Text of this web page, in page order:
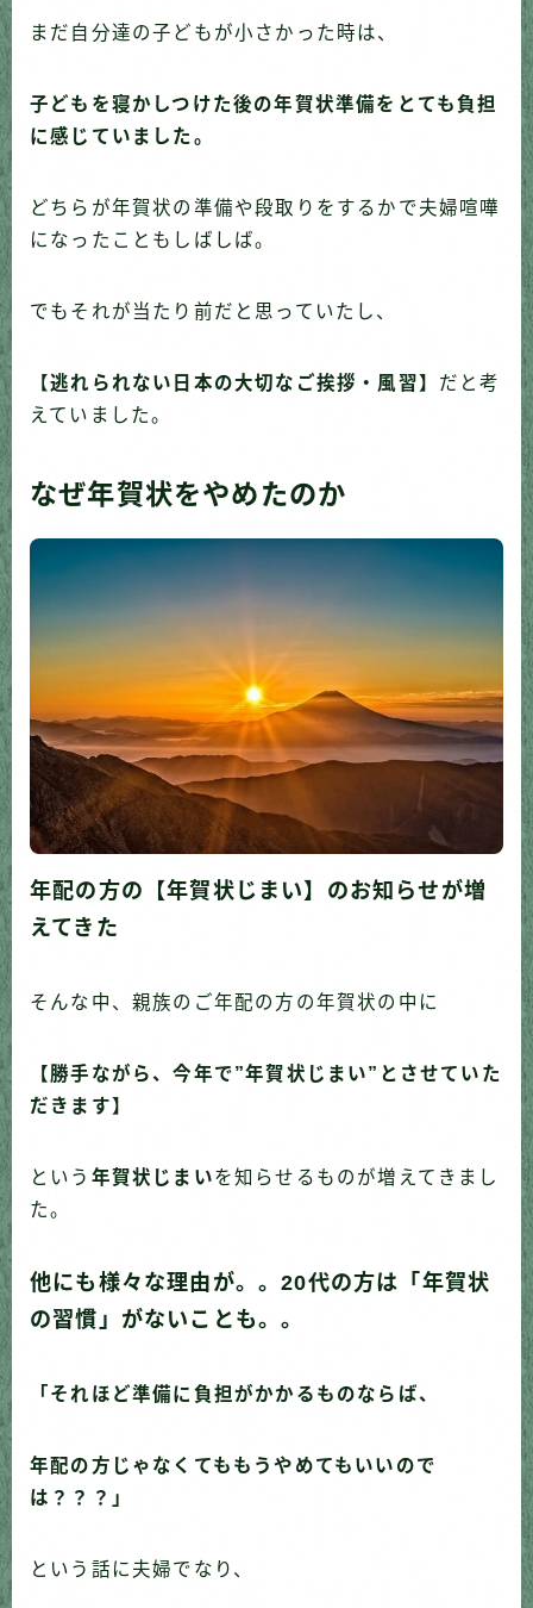
まだ自分達の子どもが小さかった時は、
子どもを寝かしつけた後の年賀状準備をとても負担
に感じていました。
どちらが年賀状の準備や段取りをするかで夫婦喧嘩
になったこともしばしば。
でもそれが当たり前だと思っていたし、
【逃れられない日本の大切なご挨拶・風習】 だと考
えていました。
なぜ年賀状をやめたのか
年配の方の【年賀状じまい】のお知らせが増
えてきた
そんな中、親族のご年配の方の年賀状の中に
【勝手ながら、今年で”年賀状じまい”とさせていた
だきます】
という 年賀状じまいを知らせるものが増えてきまし
た。
他にも様々な理由が。。20代の方は「年賀状
の習慣」がないことも。。
「それほど準備に負担がかかるものならば、
年配の方じゃなくてももうやめてもいいので
は？？？」
という話に夫婦でなり、